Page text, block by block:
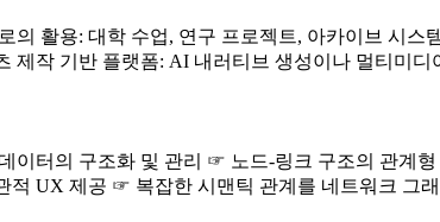
의 활용: 대학 수업, 연구 프로젝트, 아카이브 시스
제작 기반 플랫폼: AI 내러티브 생성이나 멀티미
이터의 구조화 및 관리 ☞ 노드-링크 구조의 관계
적 UX 제공 ☞ 복잡한 시맨틱 관계를 네트워크 그